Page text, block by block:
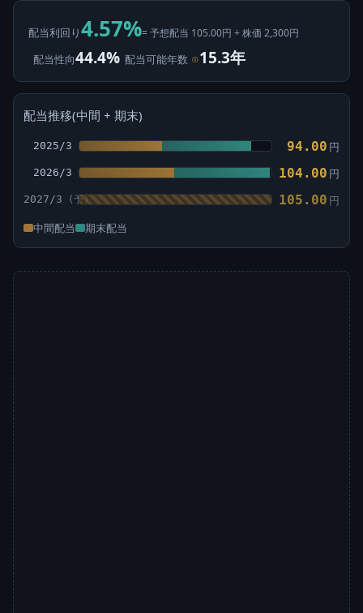
配当利回り4.57%= 予想配当 105.00円 ÷ 株価 2,300円
配当性向44.4% 配当可能年数 ⊙15.3年
配当推移(中間 + 期末)
2025/3 94.00 円
2026/3 104.00 円
2027/3 105.00 円
中間配当 期末配当